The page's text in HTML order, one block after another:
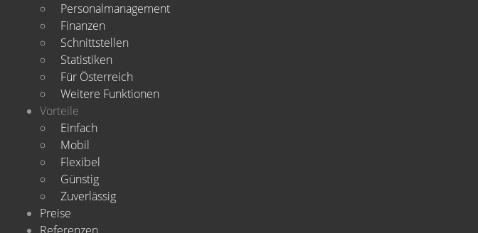
Personalmanagement
Finanzen
Schnittstellen
Statistiken
Für Österreich
Weitere Funktionen
Vorteile
Einfach
Mobil
Flexibel
Günstig
Zuverlässig
Preise